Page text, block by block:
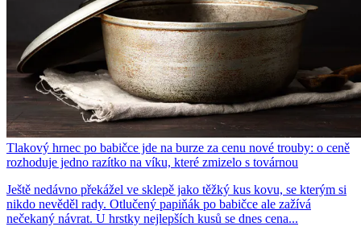
Tlakový hrnec po babičce jde na burze za cenu nové trouby: o ceně
rozhoduje jedno razítko na víku, které zmizelo s továrnou
Ještě nedávno překážel ve sklepě jako těžký kus kovu, se kterým si
nikdo nevěděl rady. Otlučený papiňák po babičce ale zažívá
nečekaný návrat. U hrstky nejlepších kusů se dnes cena...